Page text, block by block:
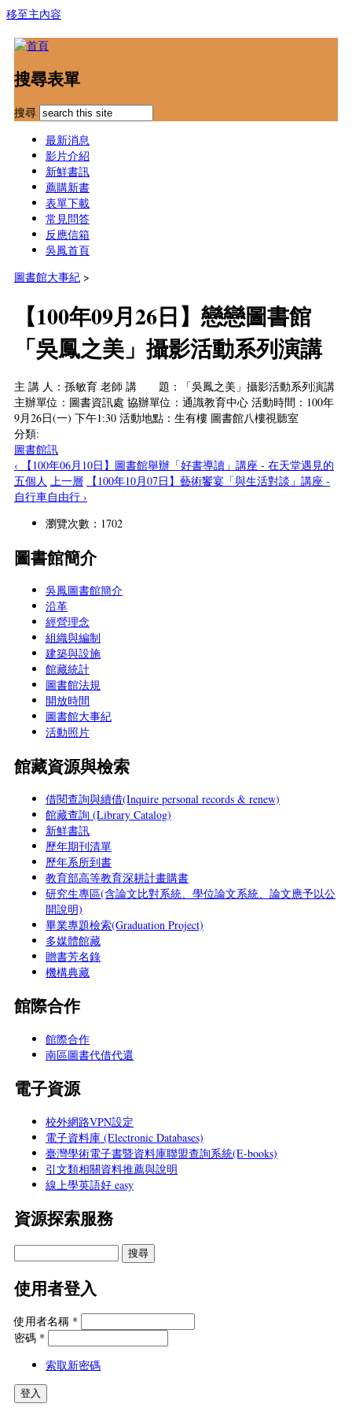
移至主內容
搜尋表單
搜尋
最新消息
影片介紹
新鮮書訊
薦購新書
表單下載
常見問答
反應信箱
吳鳳首頁
圖書館大事紀 >
【100年09月26日】戀戀圖書館
「吳鳳之美」攝影活動系列演講
主 講 人：孫敏育 老師 講 題：「吳鳳之美」攝影活動系列演講
主辦單位：圖書資訊處 協辦單位：通識教育中心 活動時間：100年
9月26日(一) 下午1:30 活動地點：生有樓 圖書館八樓視聽室
分類:
圖書館訊
‹ 【100年06月10日】圖書館舉辦「好書導讀」講座 - 在天堂遇見的
五個人 上一層
【100年10月07日】藝術饗宴「與生活對談」講座 -
自行車自由行 ›
瀏覽次數：1702
圖書館簡介
吳鳳圖書館簡介
沿革
經營理念
組織與編制
建築與設施
館藏統計
圖書館法規
開放時間
圖書館大事紀
活動照片
館藏資源與檢索
借閱查詢與續借(Inquire personal records & renew)
館藏查詢 (Library Catalog)
新鮮書訊
歷年期刊清單
歷年系所到書
教育部高等教育深耕計畫購書
研究生專區(含論文比對系統、學位論文系統、論文應予以公
開說明)
畢業專題檢索(Graduation Project)
多媒體館藏
贈書芳名錄
機構典藏
館際合作
館際合作
南區圖書代借代還
電子資源
校外網路VPN設定
電子資料庫 (Electronic Databases)
臺灣學術電子書暨資料庫聯盟查詢系統(E-books)
引文類相關資料推薦與說明
線上學英語好 easy
資源探索服務
使用者登入
使用者名稱 *
密碼 *
索取新密碼